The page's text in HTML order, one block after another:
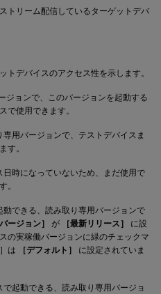
トリーム配信しているターゲットデバ
トデバイスのアクセス性を示します。
ジョンで、このバージョンを起動する
で使用できます。
専用バージョンで、テストデバイスま
す。
日時になっていないため、まだ使用で
。
動できる、読み取り専用バージョンで
ージョン］ が ［最新リリース］
に設
の実稼働バージョンに緑のチェックマ
は
［デフォルト］
に設定されていま
で起動できる、読み取り専用バージョ